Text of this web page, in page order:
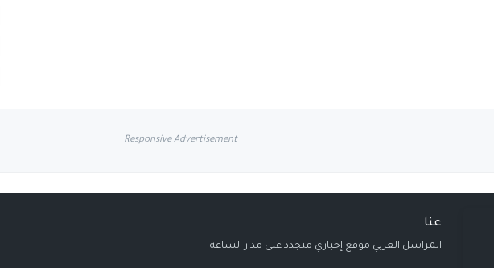
Responsive Advertisement
عنا
المراسل العربي موقع إخباري متجدد على مدار الساعه